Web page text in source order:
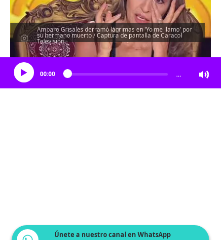
Amparo Grisales derramó lágrimas en 'Yo me llamo' por
su hermano muerto / Captura de pantalla de Caracol
Televisión
Escucha el artículo
00:00 …
Únete a nuestro canal en WhatsApp